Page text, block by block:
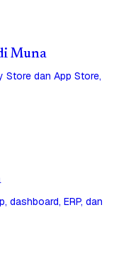
Muna
Store dan App Store,
dashboard, ERP, dan